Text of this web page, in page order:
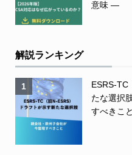
意味 ―
解説ランキング
1
ESRS-TC
たな選択
すべきこと